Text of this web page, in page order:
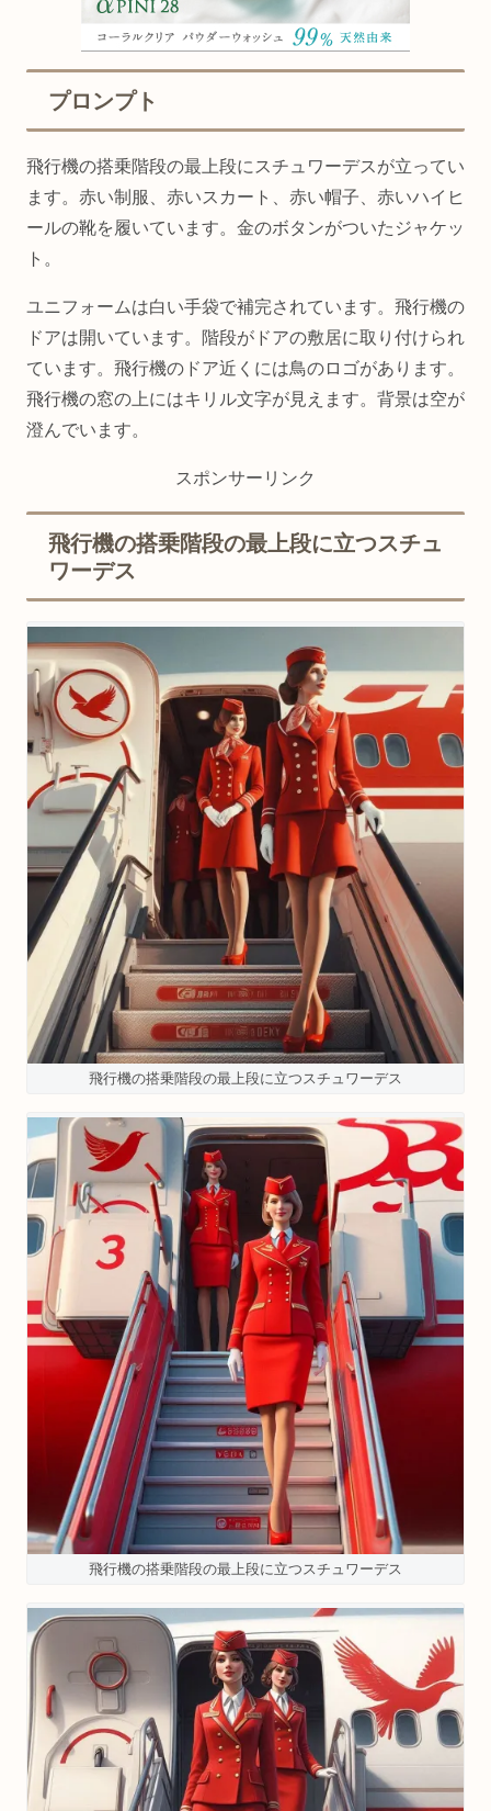
プロンプト
飛行機の搭乗階段の最上段にスチュワーデスが立ってい
ます。赤い制服、赤いスカート、赤い帽子、赤いハイヒ
ールの靴を履いています。金のボタンがついたジャケッ
ト。
ユニフォームは白い手袋で補完されています。飛行機の
ドアは開いています。階段がドアの敷居に取り付けられ
ています。飛行機のドア近くには鳥のロゴがあります。
飛行機の窓の上にはキリル文字が見えます。背景は空が
澄んでいます。
スポンサーリンク
飛行機の搭乗階段の最上段に立つスチュ
ワーデス
飛行機の搭乗階段の最上段に立つスチュワーデス
飛行機の搭乗階段の最上段に立つスチュワーデス